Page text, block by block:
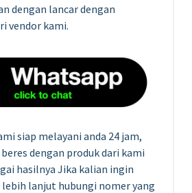
dengan lancar dengan
vendor kami.
siap melayani anda 24 jam,
dengan produk dari kami
hasilnya Jika kalian ingin
lanjut hubungi nomer yang